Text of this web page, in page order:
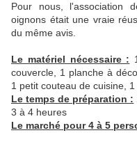
Pour nous, l'association
oignons était une vraie
du même avis.
Le matériel nécessaire :
couvercle, 1 planche à
1 petit couteau de cuisine,
Le temps de préparation :
3 à 4 heures
Le marché pour 4 à 5